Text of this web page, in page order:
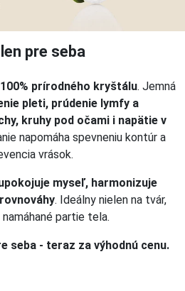
pre seba
prírodného kryštálu. Jemná
pleti, prúdenie lymfy a
kruhy pod očami i napätie v
napomáha spevneniu kontúr a
vrások.
myseľ, harmonizuje
. Ideálny nielen na tvár,
partie tela.
seba - teraz za výhodnú cenu.